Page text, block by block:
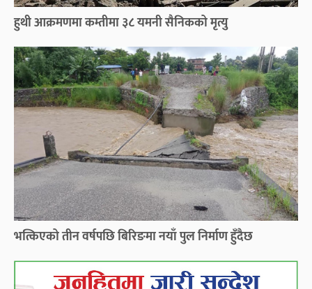
हुथी आक्रमणमा कम्तीमा ३८ यमनी सैनिकको मृत्यु
भत्किएको तीन वर्षपछि बिरिङमा नयाँ पुल निर्माण हुँदैछ